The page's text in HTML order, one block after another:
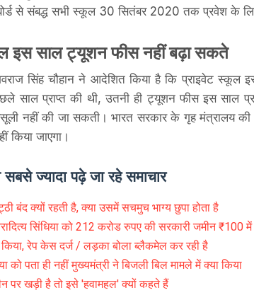
बोर्ड से संबद्ध सभी स्कूल 30 सितंबर 2020 तक प्रवेश के
इस साल ट्यूशन फीस नहीं बढ़ा सकते
सिंह चौहान ने आदेशित किया है कि प्राइवेट
साल प्राप्त की थी, उतनी ही ट्यूशन फीस इस साल
नहीं की जा सकती। भारत सरकार के गृह मंत्रालय
किया जाएगा।
ज्यादा पढ़े जा रहे समाचार
बंद क्यों रहती है, क्या उसमें सचमुच भाग्य छुपा होता है
सिंधिया को 212 करोड रुपए की सरकारी जमीन ₹100 में
किया, रेप केस दर्ज / लड़का बोला ब्लैकमेल कर रही है
को पता ही नहीं मुख्यमंत्री ने बिजली बिल मामले में क्या किया
पर खड़ी है तो इसे 'हवामहल' क्यों कहते हैं